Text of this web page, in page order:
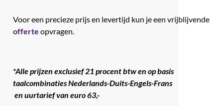
Voor een precieze prijs en levertijd kun je een vrijblijvende
offerteopvragen.
*Alle prijzen exclusief 21 procent btw en op basis
taalcombinaties Nederlands-Duits-Engels-Frans
en uurtarief van euro 63,-